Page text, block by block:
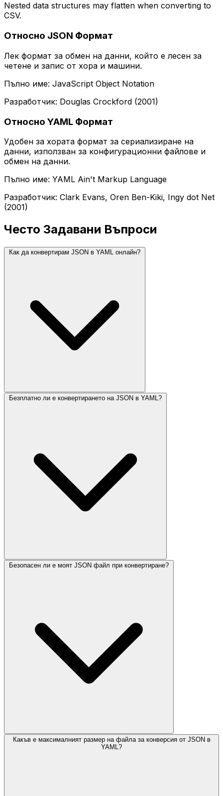
Nested data structures may flatten when converting to
CSV.
Относно JSON Формат
Лек формат за обмен на данни, който е лесен за
четене и запис от хора и машини.
Пълно име: JavaScript Object Notation
Разработчик: Douglas Crockford (2001)
Относно YAML Формат
Удобен за хората формат за сериализиране на
данни, използван за конфигурационни файлове и
обмен на данни.
Пълно име: YAML Ain't Markup Language
Разработчик: Clark Evans, Oren Ben-Kiki, Ingy dot Net
(2001)
Често Задавани Въпроси
Как да конвертирам JSON в YAML онлайн?
Безплатно ли е конвертирането на JSON в YAML?
Безопасен ли е моят JSON файл при конвертиране?
Какъв е максималният размер на файла за конверсия от JSON в
YAML?